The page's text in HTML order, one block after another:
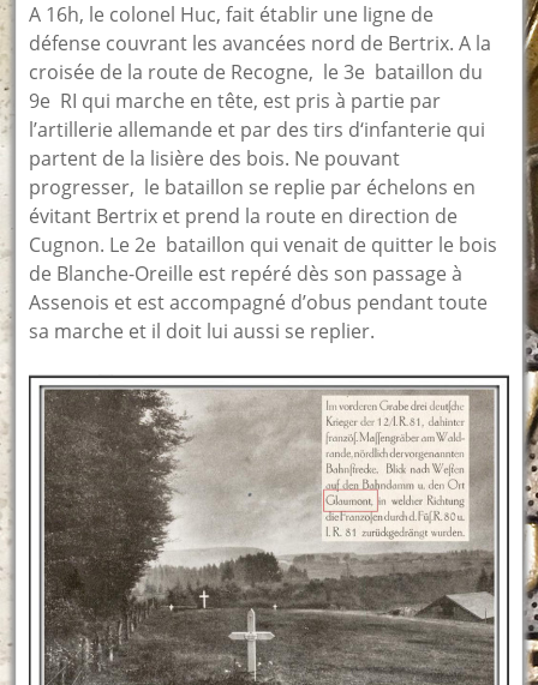
A 16h, le colonel Huc, fait établir une ligne de
défense couvrant les avancées nord de Bertrix. A la
croisée de la route de Recogne, le 3e bataillon du
9e RI qui marche en tête, est pris à partie par
l’artillerie allemande et par des tirs d‘infanterie qui
partent de la lisière des bois. Ne pouvant
progresser, le bataillon se replie par échelons en
évitant Bertrix et prend la route en direction de
Cugnon. Le 2e bataillon qui venait de quitter le bois
de Blanche-Oreille est repéré dès son passage à
Assenois et est accompagné d’obus pendant toute
sa marche et il doit lui aussi se replier.